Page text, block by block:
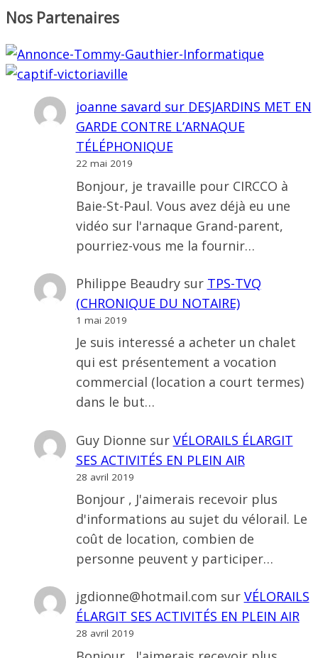
Nos Partenaires
joanne savard sur DESJARDINS MET EN
GARDE CONTRE L’ARNAQUE
TÉLÉPHONIQUE
22 mai 2019
Bonjour, je travaille pour CIRCCO à
Baie-St-Paul. Vous avez déjà eu une
vidéo sur l'arnaque Grand-parent,
pourriez-vous me la fournir…
Philippe Beaudrysur TPS-TVQ
(CHRONIQUE DU NOTAIRE)
1 mai 2019
Je suis interessé a acheter un chalet
qui est présentement a vocation
commercial (location a court termes)
dans le but…
Guy Dionne sur VÉLORAILS ÉLARGIT
SES ACTIVITÉS EN PLEIN AIR
28 avril 2019
Bonjour , J'aimerais recevoir plus
d'informations au sujet du vélorail. Le
coût de location, combien de
personne peuvent y participer…
jgdionne@hotmail.com sur VÉLORAILS
ÉLARGIT SES ACTIVITÉS EN PLEIN AIR
28 avril 2019